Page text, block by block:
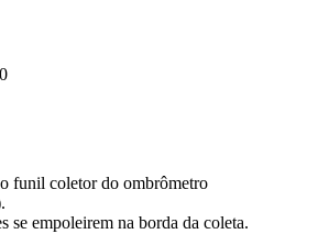
funil coletor do ombrômetro
se empoleirem na borda da coleta.